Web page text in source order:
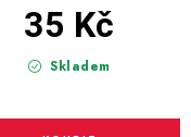
Skladem
35 Kč